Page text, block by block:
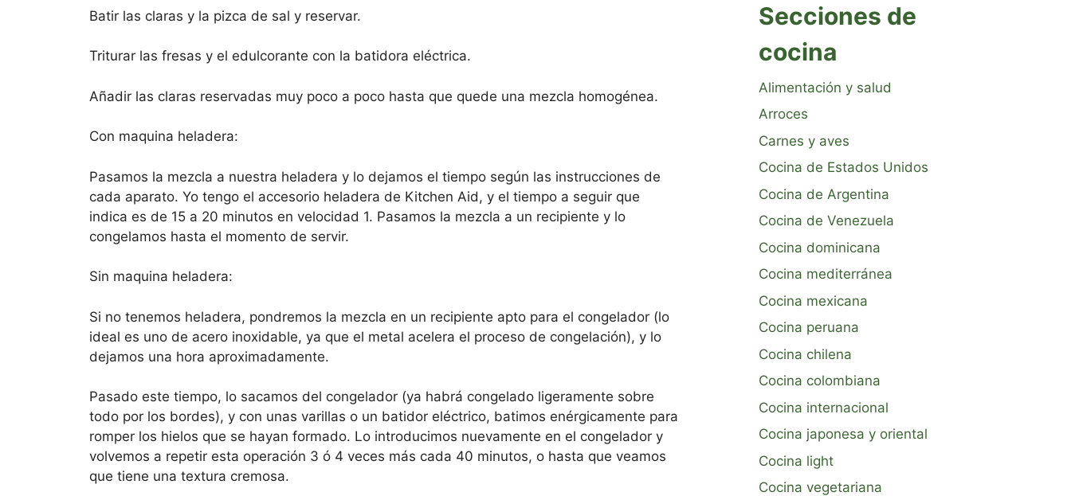
Batir las claras y la pizca de sal y reservar.
Triturar las fresas y el edulcorante con la batidora eléctrica.
Añadir las claras reservadas muy poco a poco hasta que quede una mezcla homogénea.
Con maquina heladera:
Pasamos la mezcla a nuestra heladera y lo dejamos el tiempo según las instrucciones de
cada aparato. Yo tengo el accesorio heladera de Kitchen Aid, y el tiempo a seguir que
indica es de 15 a 20 minutos en velocidad 1. Pasamos la mezcla a un recipiente y lo
congelamos hasta el momento de servir.
Sin maquina heladera:
Si no tenemos heladera, pondremos la mezcla en un recipiente apto para el congelador (lo
ideal es uno de acero inoxidable, ya que el metal acelera el proceso de congelación), y lo
dejamos una hora aproximadamente.
Pasado este tiempo, lo sacamos del congelador (ya habrá congelado ligeramente sobre
todo por los bordes), y con unas varillas o un batidor eléctrico, batimos enérgicamente para
romper los hielos que se hayan formado. Lo introducimos nuevamente en el congelador y
volvemos a repetir esta operación 3 ó 4 veces más cada 40 minutos, o hasta que veamos
que tiene una textura cremosa.
Secciones de
cocina
Alimentación y salud
Arroces
Carnes y aves
Cocina de Estados Unidos
Cocina de Argentina
Cocina de Venezuela
Cocina dominicana
Cocina mediterránea
Cocina mexicana
Cocina peruana
Cocina chilena
Cocina colombiana
Cocina internacional
Cocina japonesa y oriental
Cocina light
Cocina vegetariana